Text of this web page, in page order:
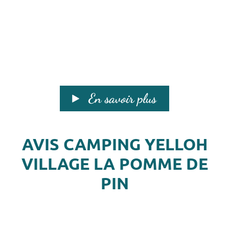
En savoir plus
AVIS CAMPING YELLOH
VILLAGE LA POMME DE
PIN